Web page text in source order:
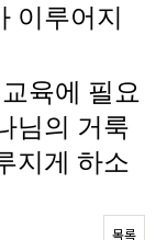
이루어지
육에 필요
님의 거룩
지게 하소
목록